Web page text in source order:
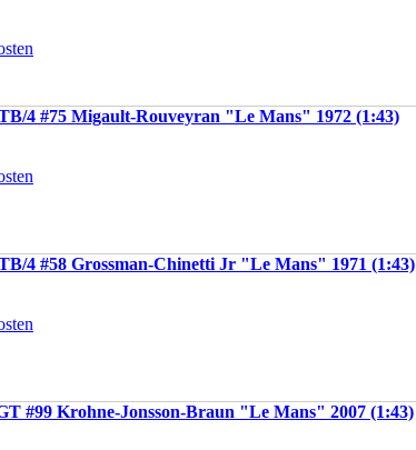
4 #75 Migault-Rouveyran "Le Mans" 1972 (1:43)
4 #58 Grossman-Chinetti Jr "Le Mans" 1971 (1:43)
#99 Krohne-Jonsson-Braun "Le Mans" 2007 (1:43)